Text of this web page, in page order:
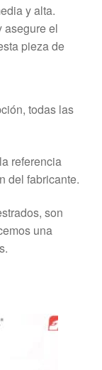
y alta.
asegure el
pieza de
todas las
referencia
del fabricante.
son
una